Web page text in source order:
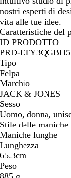
nostri esperti di
vita alle tue idee.
Caratteristiche del
ID PRODOTTO
PRD-LTY3QGBH5
Tipo
Felpa
Marchio
JACK & JONES
Sesso
Uomo, donna,
Stile delle maniche
Maniche lunghe
Lunghezza
65.3cm
Peso